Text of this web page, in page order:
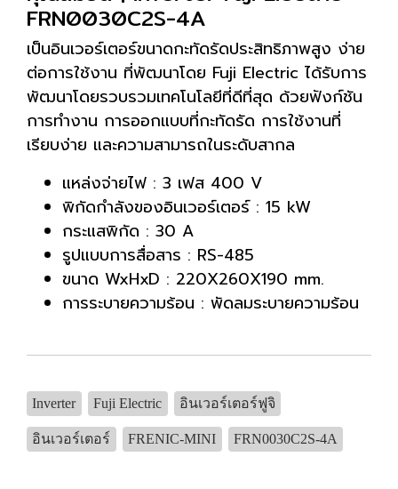
FRN0030C2S-4A
เป็นอินเวอร์เตอร์ขนาดกะทัดรัดประสิทธิภาพสูง ง่าย
ต่อการใช้งาน ที่พัฒนาโดย Fuji Electric ได้รับการ
พัฒนาโดยรวบรวมเทคโนโลยีที่ดีที่สุด ด้วยฟังก์ชัน
การทำงาน การออกแบบที่กะทัดรัด การใช้งานที่
เรียบง่าย และความสามารถในระดับสากล
แหล่งจ่ายไฟ : 3 เฟส 400 V
พิกัดกำลังของอินเวอร์เตอร์ : 15 kW
กระแสพิกัด : 30 A
รูปแบบการสื่อสาร : RS-485
ขนาด WxHxD : 220X260X190 mm.
การระบายความร้อน : พัดลมระบายความร้อน
Inverter Fuji Electric อินเวอร์เตอร์ฟูจิ
อินเวอร์เตอร์ FRENIC-MINI FRN0030C2S-4A